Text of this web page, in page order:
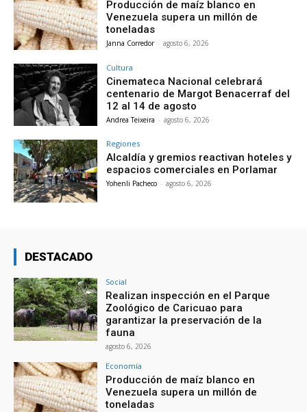
Producción de maíz blanco en
Venezuela supera un millón de
toneladas
Janna Corredor - agosto 6, 2026
Cultura
Cinemateca Nacional celebrará
centenario de Margot Benacerraf del
12 al 14 de agosto
Andrea Teixeira - agosto 6, 2026
Regiones
Alcaldía y gremios reactivan hoteles y
espacios comerciales en Porlamar
Yohenli Pacheco - agosto 6, 2026
DESTACADO
Social
Realizan inspección en el Parque
Zoológico de Caricuao para
garantizar la preservación de la
fauna
agosto 6, 2026
Economía
Producción de maíz blanco en
Venezuela supera un millón de
toneladas